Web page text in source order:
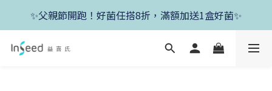
✨新朋友首單現折400+送1盒益生菌，滿額再享免運✨
✨父親節開跑！好菌任搭8折，滿額加送1盒好菌✨
✨新朋友首單現折400+送1盒益生菌，滿額再享免運✨